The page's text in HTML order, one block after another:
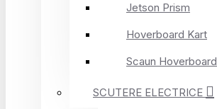
Jetson Prism
Hoverboard Kart
Scaun Hoverboard
SCUTERE ELECTRICE